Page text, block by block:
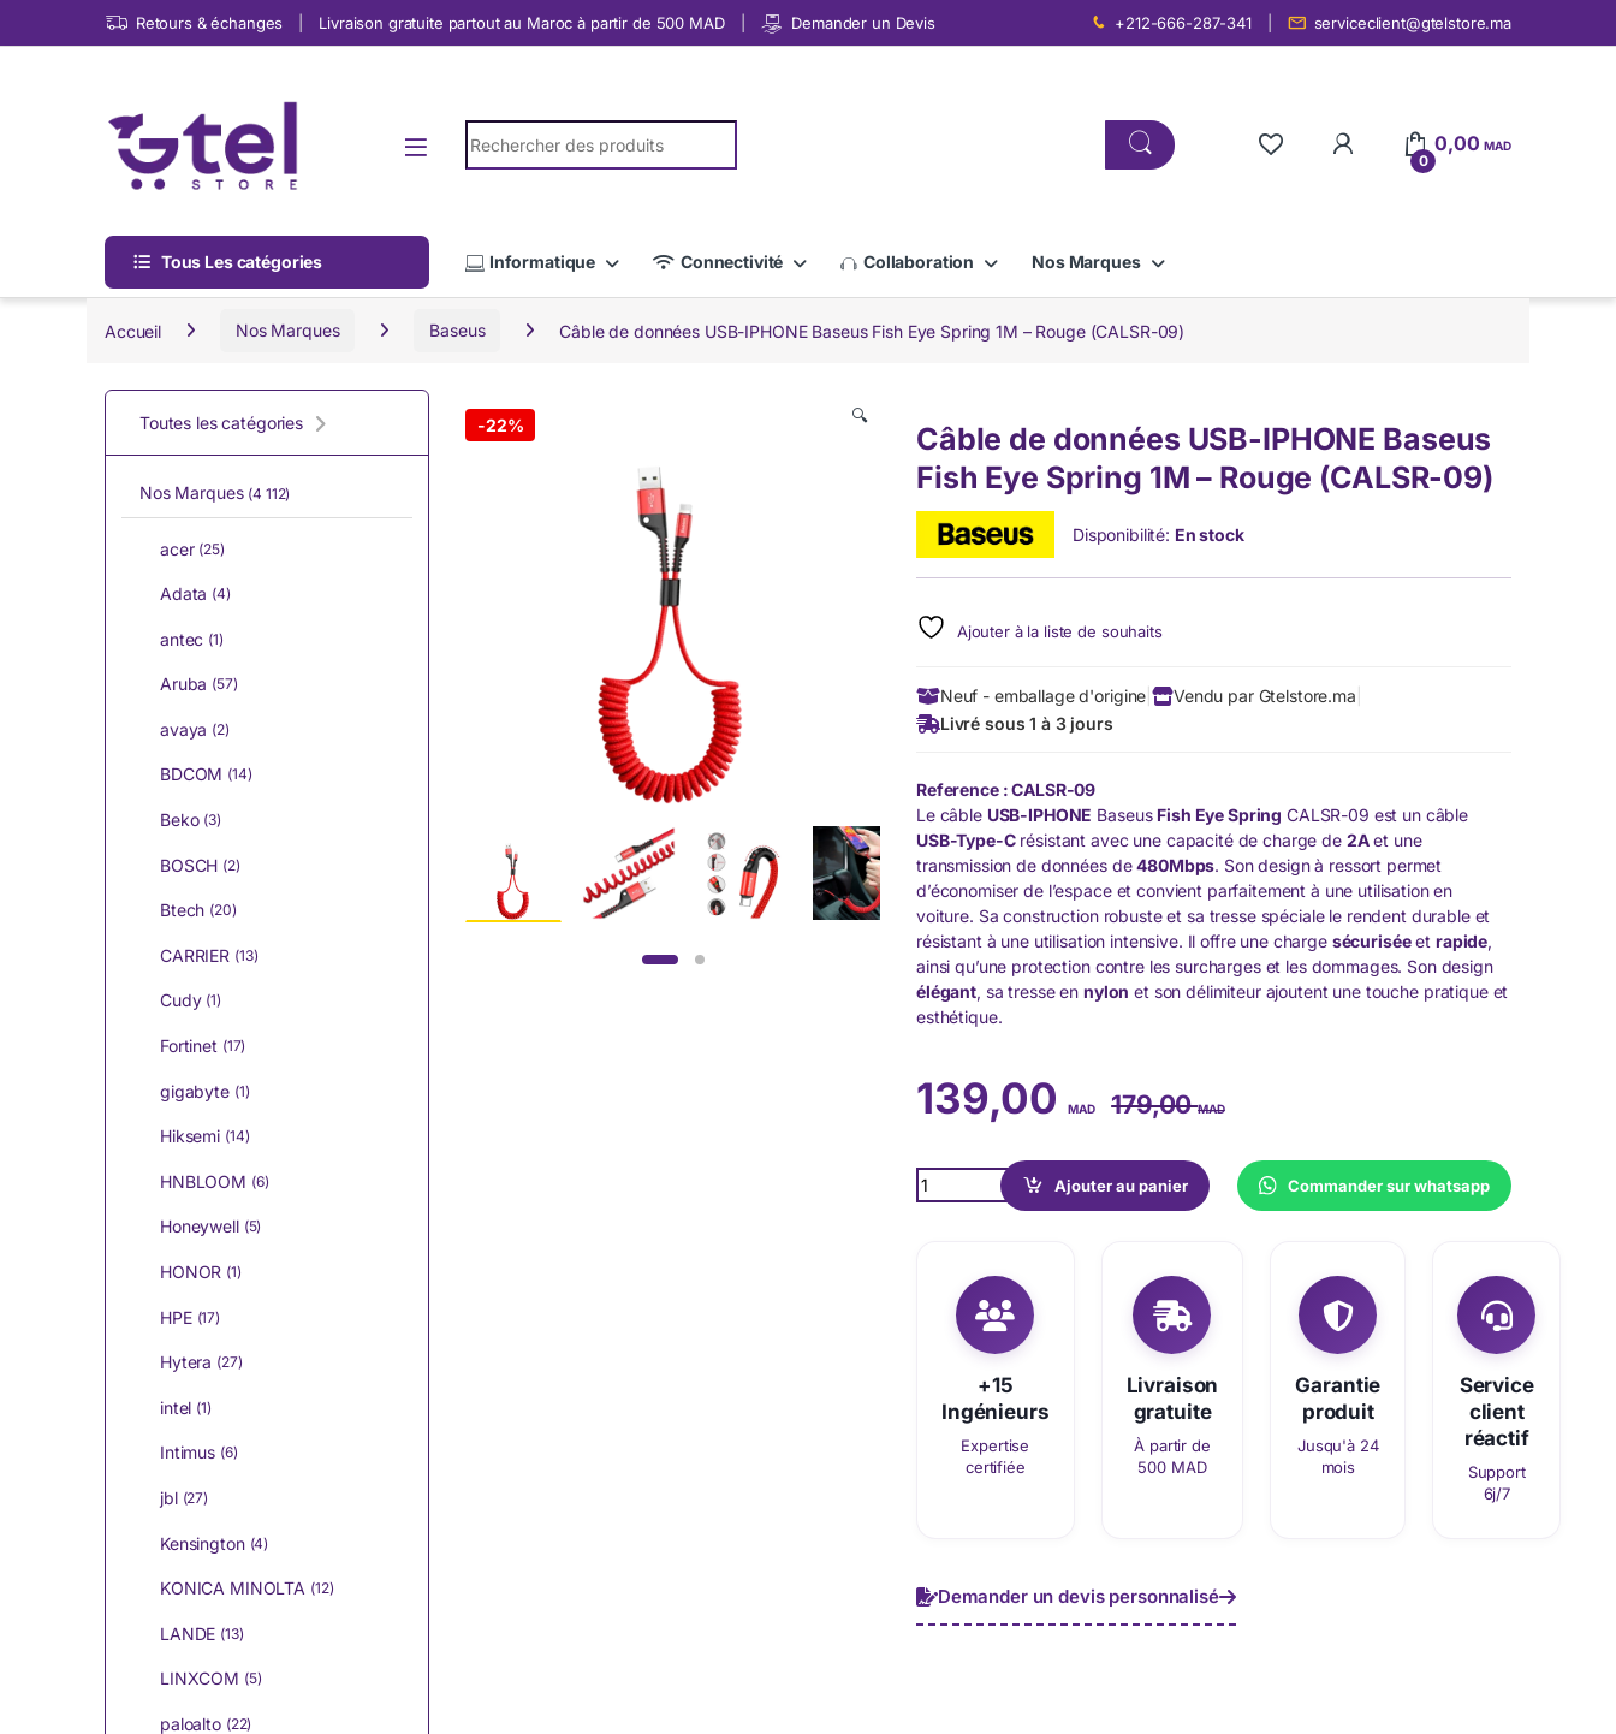
Skip to navigation
Skip to content Retours & échanges Livraison gratuite partout au Maroc à partir de 500 MAD Demander un Devis +212-666-287-341 serviceclient@gtelstore.ma
Search for:
0
0,00MAD
Tous Les catégories Informatique Connectivité Collaboration Nos Marques
Accueil Nos Marques Baseus Câble de données USB-IPHONE Baseus Fish Eye Spring 1M – Rouge (CALSR-09)
-22% 🔍
Câble de données USB-IPHONE Baseus
Fish Eye Spring 1M – Rouge (CALSR-09)
Disponibilité: En stock
Ajouter à la liste de souhaits
Neuf - emballage d'origine | Vendu par Gtelstore.ma
Livré sous 1 à 3 jours
Reference : CALSR-09
Le câble USB-IPHONE Baseus Fish Eye Spring CALSR-09 est un câble
USB-Type-Crésistant avec une capacité de charge de 2Aet une
transmission de données de480Mbps. Son design à ressort permet
d’économiser de l’espace et convient parfaitement à une utilisation en
voiture. Sa construction robuste et sa tresse spéciale le rendent durable et
résistant à une utilisation intensive. Il offre une charge sécuriséeet rapide,
ainsi qu’une protection contre les surcharges et les dommages. Son design
élégant, sa tresse en nylon et son délimiteur ajoutent une touche pratique et
esthétique.
139,00MAD 179,00MAD
Quantity Ajouter au panier Commander sur whatsapp
+15
Ingénieurs
Expertise
certifiée
Livraison
gratuite
À partir de
500 MAD
Garantie
produit
Jusqu'à 24
mois
Service
client
réactif
Support
6j/7
Demander un devis personnalisé
Toutes les catégories
Nos Marques (4 112)
acer (25)
Adata (4)
antec (1)
Aruba (57)
avaya (2)
BDCOM (14)
Beko (3)
BOSCH (2)
Btech (20)
CARRIER (13)
Cudy (1)
Fortinet (17)
gigabyte (1)
Hiksemi (14)
HNBLOOM (6)
Honeywell (5)
HONOR (1)
HPE (17)
Hytera (27)
intel (1)
Intimus (6)
jbl (27)
Kensington (4)
KONICA MINOLTA (12)
LANDE (13)
LINXCOM (5)
paloalto (22)